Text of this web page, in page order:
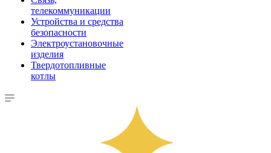
телекоммуникации
Устройства и средства
безопасности
Электроустановочные
изделия
Твердотопливные
котлы